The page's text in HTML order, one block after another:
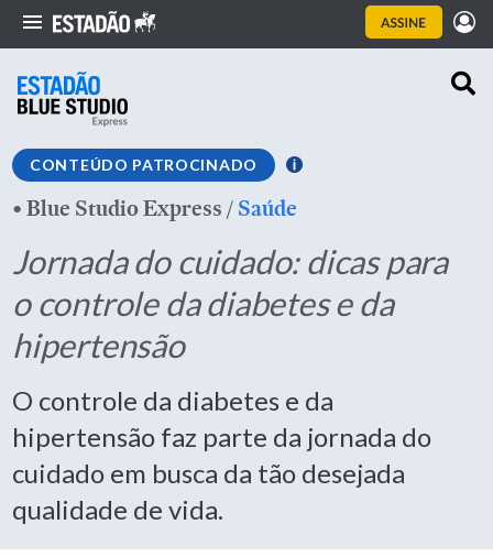
CONTEÚDO PATROCINADO
•Blue Studio Express/Saúde
Jornada do cuidado: dicas para
o controle da diabetes e da
hipertensão
O controle da diabetes e da
hipertensão faz parte da jornada do
cuidado em busca da tão desejada
qualidade de vida.